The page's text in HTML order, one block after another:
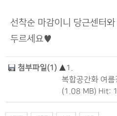
선착순 마감이니 당근센터
두르세요♥
첨부파일(1) ▲ 1.
복합공간화 여
(1.08 MB) Hit: